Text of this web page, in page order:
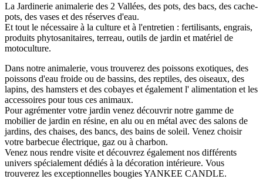
La Jardinerie animalerie des 2 Vallées, des pots, des bacs, des cache-
pots, des vases et des réserves d'eau.
Et tout le nécessaire à la culture et à l'entretien : fertilisants, engrais,
produits phytosanitaires, terreau, outils de jardin et matériel de
motoculture.
Dans notre animalerie, vous trouverez des poissons exotiques, des
poissons d'eau froide ou de bassins, des reptiles, des oiseaux, des
lapins, des hamsters et des cobayes et également l' alimentation et les
accessoires pour tous ces animaux.
Pour agrémenter votre jardin venez découvrir notre gamme de
mobilier de jardin en résine, en alu ou en métal avec des salons de
jardins, des chaises, des bancs, des bains de soleil. Venez choisir
votre barbecue électrique, gaz ou à charbon.
Venez nous rendre visite et découvrez également nos différents
univers spécialement dédiés à la décoration intérieure. Vous
trouverez les exceptionnelles bougies YANKEE CANDLE.